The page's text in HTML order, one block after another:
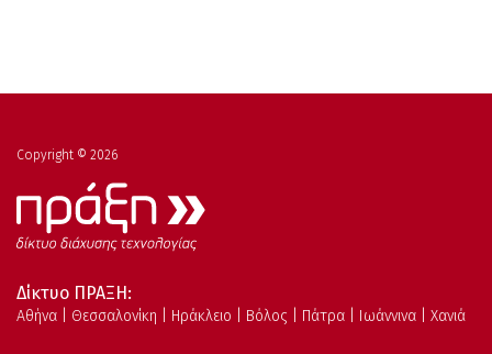
Copyright © 2026
Δίκτυο ΠΡΑΞΗ:
Αθήνα | Θεσσαλονίκη | Ηράκλειο | Βόλος | Πάτρα | Ιωάννινα | Χανιά